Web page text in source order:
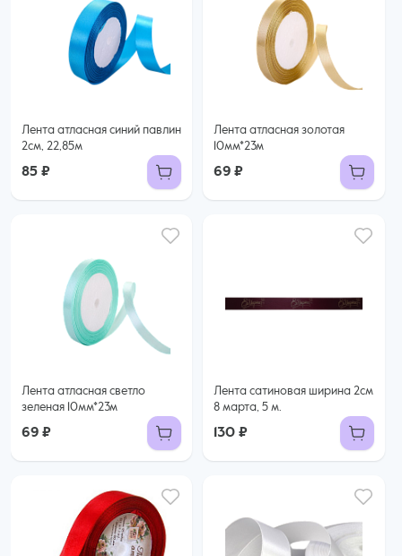
Лента атласная синий павлин
2см, 22,85м
85 ₽
Лента атласная золотая
10мм*23м
69 ₽
Лента атласная светло
зеленая 10мм*23м
69 ₽
Лента сатиновая ширина 2см
8 марта, 5 м.
130 ₽